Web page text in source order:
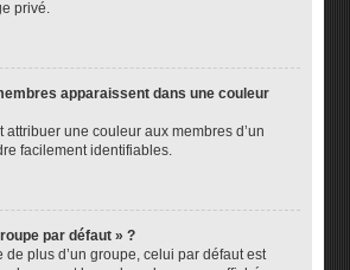
privé.
apparaissent dans une couleur
attribuer une couleur aux membres d’un
facilement identifiables.
par défaut » ?
de plus d’un groupe, celui par défaut est